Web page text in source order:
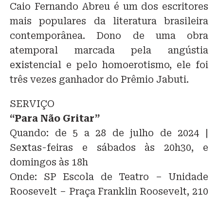
Caio Fernando Abreu é um dos escritores
mais populares da literatura brasileira
contemporânea. Dono de uma obra
atemporal marcada pela angústia
existencial e pelo homoerotismo, ele foi
três vezes ganhador do Prêmio Jabuti.
SERVIÇO
“Para Não Gritar”
Quando: de 5 a 28 de julho de 2024 |
Sextas-feiras e sábados às 20h30, e
domingos às 18h
Onde: SP Escola de Teatro – Unidade
Roosevelt – Praça Franklin Roosevelt, 210